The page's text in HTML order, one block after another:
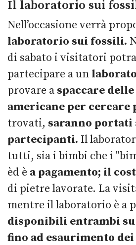
Il laboratorio sui
Nell’occasione verrà
laboratorio sui fossili.
di sabato i visitatori
partecipare a un
provare a spaccare
americane per cercare
trovati, saranno portati
partecipanti. Il
tutti, sia i bimbi che i
èd è a pagamento; il
di pietre lavorate. La
mentre il laboratorio è a
disponibili entrambi
fino ad esaurimento